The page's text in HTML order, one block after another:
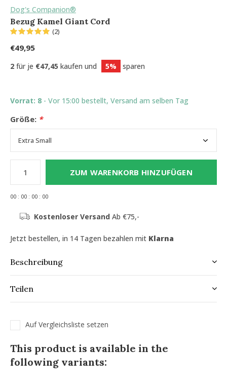
Dog's Companion®
Bezug Kamel Giant Cord
(2)
€49,95
2 für je €47,45 kaufen und 5% sparen
Vorrat: 8 - Vor 15:00 bestellt, Versand am selben Tag
Größe: *
ZUM WARENKORB HINZUFÜGEN
00 : 00 : 00 : 00
Kostenloser Versand Ab €75,-
Jetzt bestellen, in 14 Tagen bezahlen mit Klarna
Beschreibung
Teilen
Auf Vergleichsliste setzen
This product is available in the
following variants: